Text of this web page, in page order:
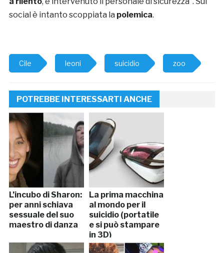
social è intanto scoppiata la polemica.
Cile leoni suicidio zoo
POTREBBE INTERESSARTI ANCHE
L’incubo di Sharon:
per anni schiava
sessuale del suo
maestro di danza
La prima macchina
al mondo per il
suicidio (portatile
e si può stampare
in 3D)